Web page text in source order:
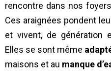
rencontre dans nos
Ces araignées pondent
et vivent, de génération
Elles se sont même
maisons et au manque